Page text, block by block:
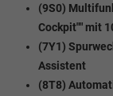
(9S0)
Cockpit"" mit
(7Y1)
Assistent
(8T8)